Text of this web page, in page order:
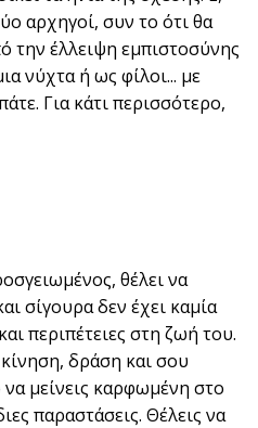
αρχηγοί, συν το ότι θα
την έλλειψη εμπιστοσύνης
νύχτα ή ως φίλοι... με
Για κάτι περισσότερο,
θέλει να
σίγουρα δεν έχει καμία
περιπέτειες στη ζωή του.
δράση και σου
μείνεις καρφωμένη στο
παραστάσεις. Θέλεις να